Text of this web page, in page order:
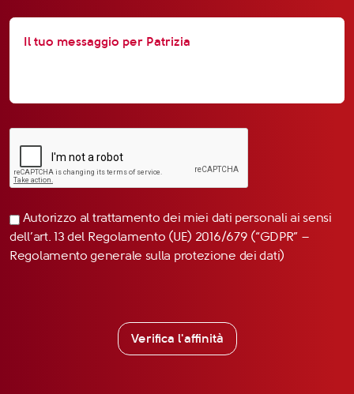
Autorizzo al trattamento dei miei dati personali ai sensi
dell’art. 13 del Regolamento (UE) 2016/679 (“GDPR” –
Regolamento generale sulla protezione dei dati)
Verifica l'affinità